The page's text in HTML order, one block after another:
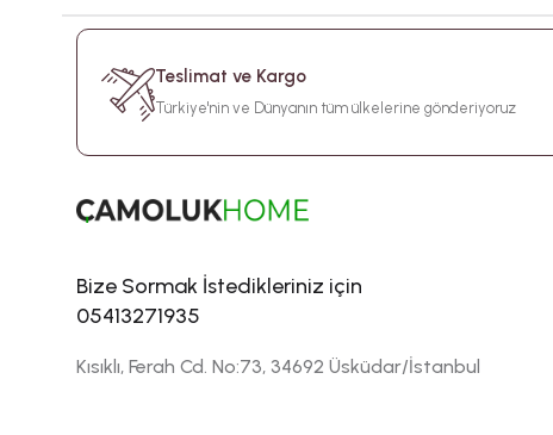
Teslimat ve Kargo
Türkiye'nin ve Dünyanın tüm ülkelerine gönderiyoruz
Bize Sormak İstedikleriniz için
05413271935
Kısıklı, Ferah Cd. No:73, 34692 Üsküdar/İstanbul